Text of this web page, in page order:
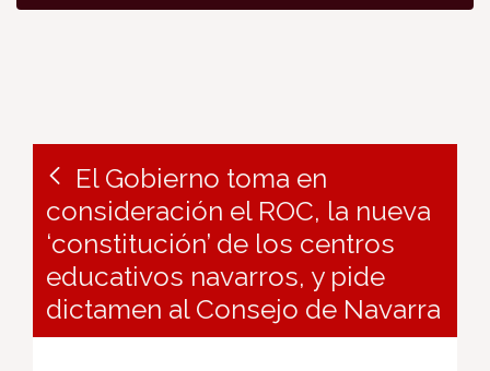
El Gobierno toma en
consideración el ROC, la nueva
‘constitución’ de los centros
educativos navarros, y pide
dictamen al Consejo de Navarra